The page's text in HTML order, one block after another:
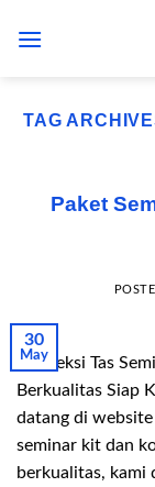
TAG
Paket
30
May
Konveksi Tas
Berkualitas Siap
datang di
seminar kit dan
berkualitas, kami